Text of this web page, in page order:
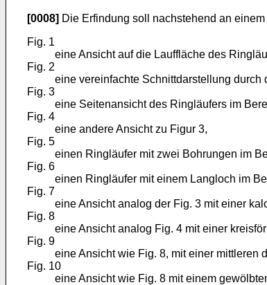
[0008] Die Erfindung soll nachstehend an
Fig. 1
eine Ansicht auf die Lauffläche des
Fig. 2
eine vereinfachte Schnittdarstellung
Fig. 3
eine Seitenansicht des Ringläufers im
Fig. 4
eine andere Ansicht zu Figur 3,
Fig. 5
einen Ringläufer mit zwei Bohrungen im
Fig. 6
einen Ringläufer mit einem Langloch im
Fig. 7
eine Ansicht analog der Fig. 3 mit einer
Fig. 8
eine Ansicht analog Fig. 4 mit einer
Fig. 9
eine Ansicht wie Fig. 8, mit einer mittleren
Fig. 10
eine Ansicht wie Fig. 8 mit einem